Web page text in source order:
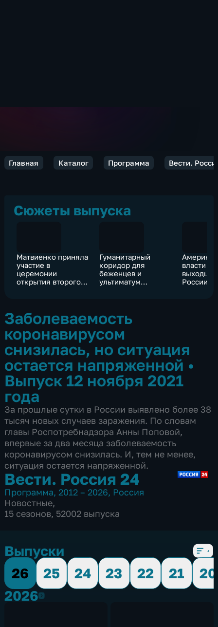
Главная Каталог Программа Вести.
Сюжеты выпуска
Матвиенко приняла
участие в
церемонии
открытия второго
Гуманитарный
коридор для
беженцев и
ультиматум
власти
выходцев
России
Заболеваемость
коронавирусом
снизилась, но ситуация
остается напряженной •
Выпуск 12 ноября 2021
года
За прошлые сутки в России выявлено более 38
тысяч новых случаев заражения. По словам
главы Роспотребнадзора Анны Поповой,
впервые за два месяца заболеваемость
коронавирусом снизилась. И, тем не менее,
ситуация остается напряженной.
Вести. Россия 24
Программа, 2012 – 2026, Россия
Новостные,
15 сезонов, 52002 выпуска
Выпуски
26
25 24 23 22 21
20
20262026